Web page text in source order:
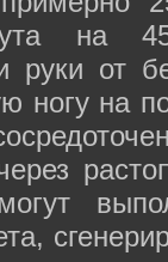
на
руки от
ногу на